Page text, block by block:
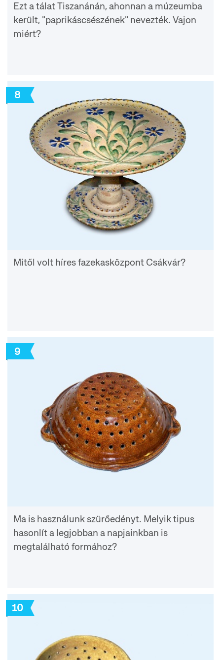
Ezt a tálat Tiszanánán, ahonnan a múzeumba
került, "paprikáscsészének" nevezték. Vajon
miért?
8
Mitől volt híres fazekasközpont Csákvár?
9
Ma is használunk szürőedényt. Melyik tipus
hasonlít a legjobban a napjainkban is
megtalálható formához?
10